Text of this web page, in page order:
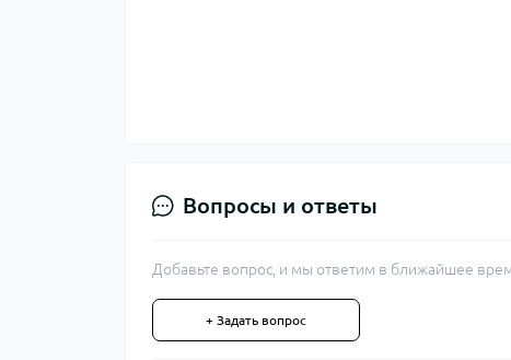
Вопросы и ответы
Добавьте вопрос, и мы ответим в ближайшее
+ Задать вопрос